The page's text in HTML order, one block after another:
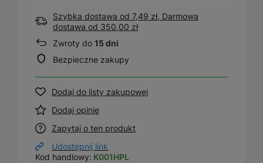
Szybka dostawa od 7,49 zł, Darmowa
dostawa od 350,00 zł
Zwroty do 15 dni
Bezpieczne zakupy
Dodaj do listy zakupowej
Dodaj opinię
Zapytaj o ten produkt
Udostępnij link
Kod handlowy: K001HPL